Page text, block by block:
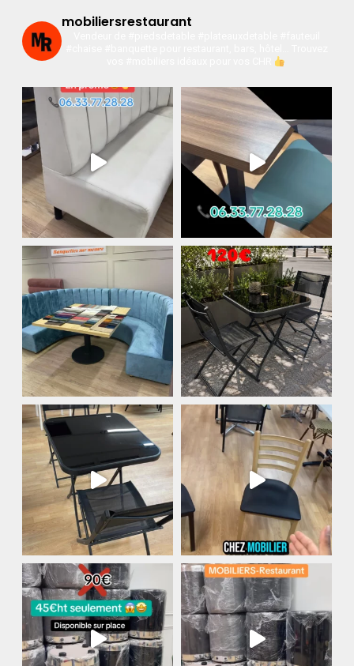
mobiliersrestaurant